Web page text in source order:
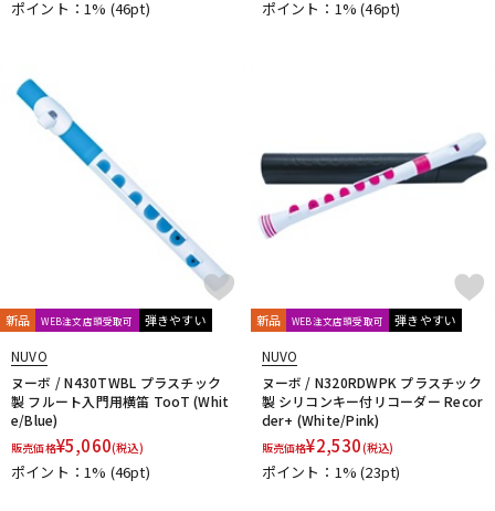
ポイント：1% (46pt) ポイント：1%(46pt)
新品 WEB注文店頭受取可 弾きやすい
NUVO
ヌーボ / N430TWBL プラスチック
製 フルート入門用横笛 TooT (Whit
e/Blue)
販売価格¥5,060(税込)
ポイント：1% (46pt)
新品 WEB注文店頭受取可 弾きやすい
NUVO
ヌーボ / N320RDWPK プラスチック
製 シリコンキー付リコーダー Recor
der+ (White/Pink)
販売価格¥2,530(税込)
ポイント：1%(23pt)